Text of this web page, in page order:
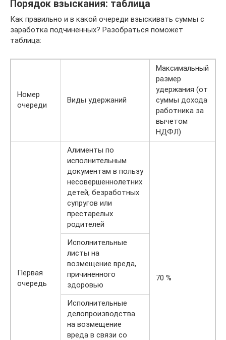
Порядок взыскания: таблица
Как правильно и в какой очереди взыскивать суммы с
заработка подчиненных? Разобраться поможет
таблица:
Номер
очереди
Виды удержаний
Максимальный
размер
удержания (от
суммы дохода
работника за
вычетом
НДФЛ)
Первая
очередь
Алименты по
исполнительным
документам в пользу
несовершеннолетних
детей, безработных
супругов или
престарелых
родителей
70 %
Исполнительные
листы на
возмещение вреда,
причиненного
здоровью
Исполнительные
делопроизводства
на возмещение
вреда в связи со